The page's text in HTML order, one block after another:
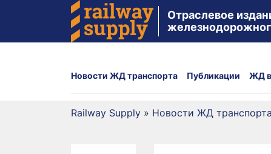
Отраслевое
Новости ЖД транспорта Публикации ЖД
Railway Supply » Новости ЖД транспорта